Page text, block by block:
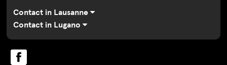
Contact in Lausanne
Contact in Lugano